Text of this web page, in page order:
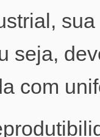
seja,
com